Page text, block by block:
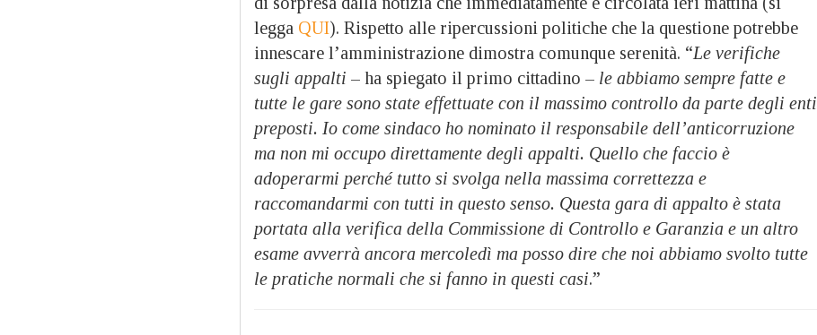
legga QUI). Rispetto alle ripercussioni politiche che la questione potrebbe
innescare l’amministrazione dimostra comunque serenità. “Le verifiche
sugli appalti – ha spiegato il primo cittadino – le abbiamo sempre fatte e
tutte le gare sono state effettuate con il massimo controllo da parte degli enti
preposti. Io come sindaco ho nominato il responsabile dell’anticorruzione
ma non mi occupo direttamente degli appalti. Quello che faccio è
adoperarmi perché tutto si svolga nella massima correttezza e
raccomandarmi con tutti in questo senso. Questa gara di appalto è stata
portata alla verifica della Commissione di Controllo e Garanzia e un altro
esame avverrà ancora mercoledì ma posso dire che noi abbiamo svolto tutte
le pratiche normali che si fanno in questi casi.”